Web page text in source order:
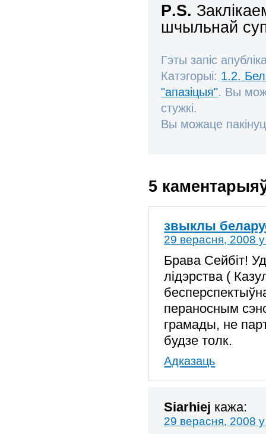
P.S.
шчыльнай
Гэты запіс
Катэгорыі: 1.2.
"апазіцыя". Вы
стужкі.
Вы можаце
5
звыклы
29 верасня, 2008
Брава Сейбіт!
лідэрства (
пераносным
грамады, не
будзе толк.
Адказаць
Siarhiej кажа:
29 верасня, 2008